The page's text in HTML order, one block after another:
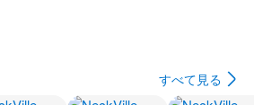
すべて見る